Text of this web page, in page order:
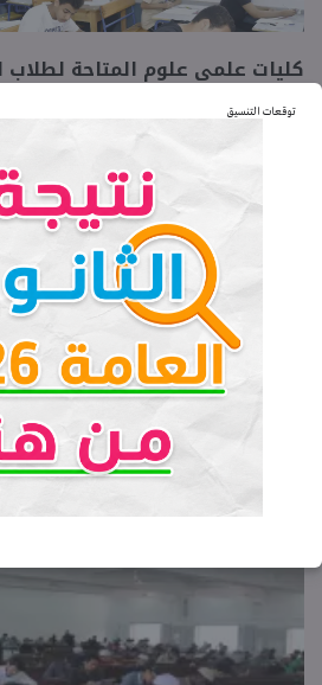
توقعات التنسيق
2027 نظام قديم
حفصة مدحت